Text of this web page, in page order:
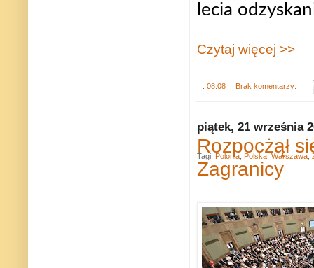
lecia
Czytaj więcej >>
08:08 Brak komentarzy:
piątek, 21 września
Rozpocżął
Zagranicy
Tagi: Polonia Polska Warszawa